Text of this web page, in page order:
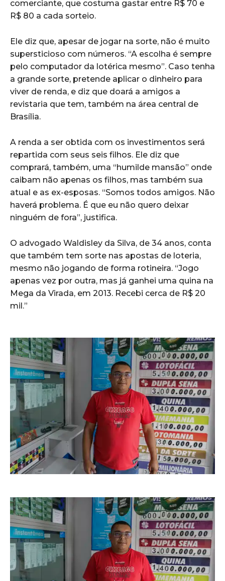
comerciante, que costuma gastar entre R$ 70 e
R$ 80 a cada sorteio.
Ele diz que, apesar de jogar na sorte, não é muito
supersticioso com números. “A escolha é sempre
pelo computador da lotérica mesmo”. Caso tenha
a grande sorte, pretende aplicar o dinheiro para
viver de renda, e diz que doará a amigos a
revistaria que tem, também na área central de
Brasília.
A renda a ser obtida com os investimentos será
repartida com seus seis filhos. Ele diz que
comprará, também, uma “humilde mansão” onde
caibam não apenas os filhos, mas também sua
atual e as ex-esposas. “Somos todos amigos. Não
haverá problema. É que eu não quero deixar
ninguém de fora”, justifica.
O advogado Waldisley da Silva, de 34 anos, conta
que também tem sorte nas apostas de loteria,
mesmo não jogando de forma rotineira. “Jogo
apenas vez por outra, mas já ganhei uma quina na
Mega da Virada, em 2013. Recebi cerca de R$ 20
mil.”